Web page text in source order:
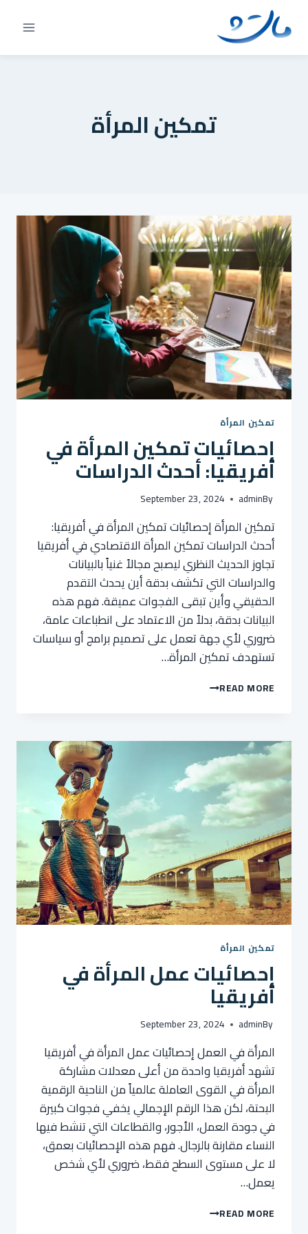
content
تمكين المرأة
تمكين المرأة
إحصائيات تمكين المرأة في
أفريقيا: أحدث الدراسات
By
admin
September 23, 2024
تمكين المرأة إحصائيات تمكين المرأة في أفريقيا:
أحدث الدراسات تمكين المرأة الاقتصادي في أفريقيا
تجاوز الحديث النظري ليصبح مجالاً غنياً بالبيانات
والدراسات التي تكشف بدقة أين يحدث التقدم
الحقيقي وأين تبقى الفجوات عميقة. فهم هذه
البيانات بدقة، بدلاً من الاعتماد على انطباعات عامة،
ضروري لأي جهة تعمل على تصميم برامج أو سياسات
تستهدف تمكين المرأة…
READ MOREإحصائيات
أفريقيا:
أحدث
الدراسات
تمكين المرأة
إحصائيات عمل المرأة في
أفريقيا
By
admin
September 23, 2024
المرأة في العمل إحصائيات عمل المرأة في أفريقيا
تشهد أفريقيا واحدة من أعلى معدلات مشاركة
المرأة في القوى العاملة عالمياً من الناحية الرقمية
البحتة، لكن هذا الرقم الإجمالي يخفي فجوات كبيرة
في جودة العمل، الأجور، والقطاعات التي تنشط فيها
النساء مقارنة بالرجال. فهم هذه الإحصائيات بعمق،
لا على مستوى السطح فقط، ضروري لأي شخص
يعمل…
READ MOREإحصائيات